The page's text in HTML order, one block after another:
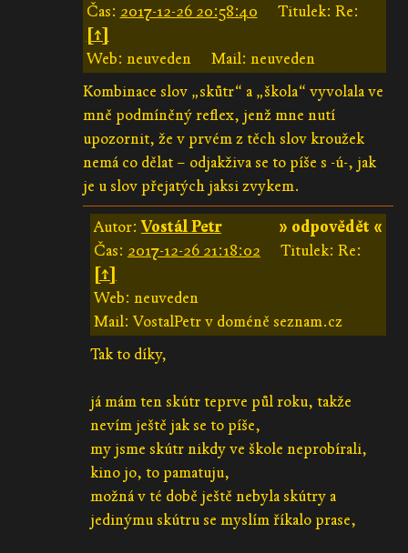
Čas: 2017-12-26 20:58:40
Titulek: Re:
[↑]
Web: neuveden
Mail: neuveden
Kombinace slov „skůtr“ a „škola“ vyvolala ve
mně podmíněný reflex, jenž mne nutí
upozornit, že v prvém z těch slov kroužek
nemá co dělat – odjakživa se to píše s -ú-, jak
je u slov přejatých jaksi zvykem.
» odpovědět «
Autor:Vostál Petr
Čas: 2017-12-26 21:18:02
Titulek: Re:
[↑]
Web: neuveden
Mail: VostalPetr v doméně seznam.cz
Tak to díky,
já mám ten skútr teprve půl roku, takže
nevím ještě jak se to píše,
my jsme skútr nikdy ve škole neprobírali,
kino jo, to pamatuju,
možná v té době ještě nebyla skútry a
jedinýmu skútru se myslím říkalo prase,